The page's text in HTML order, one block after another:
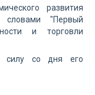
развития
словами "Первый
и торговли
силу со дня его